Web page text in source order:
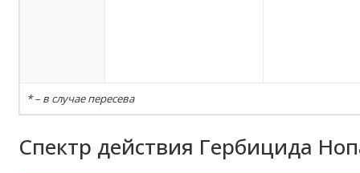
* – в случае пересева
Спектр действия Гербицида